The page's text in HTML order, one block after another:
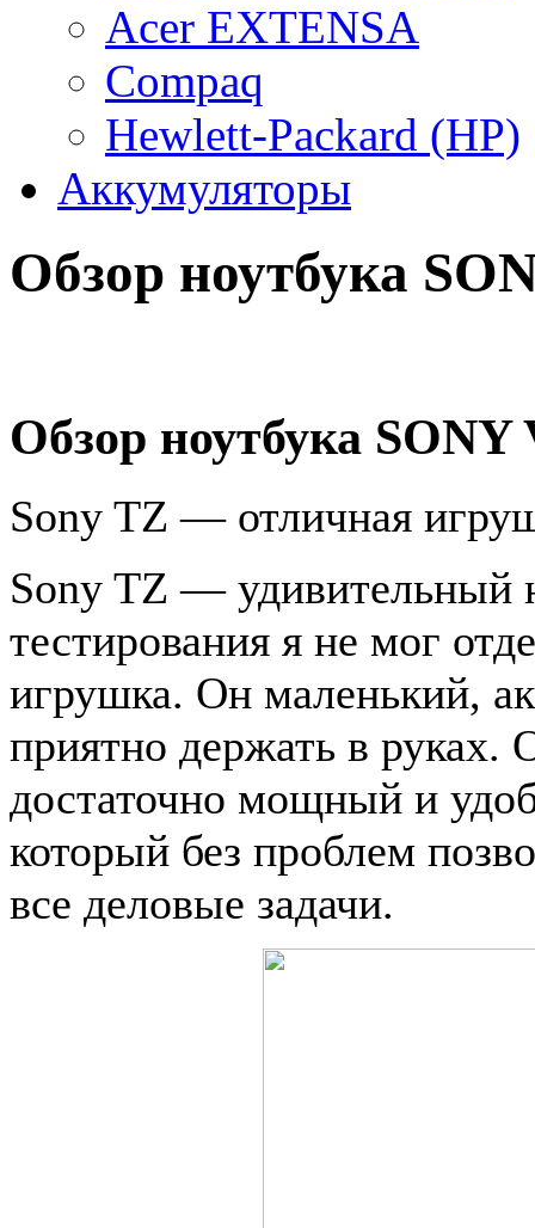
Acer EXTENSA
Compaq
Hewlett-Packard (HP)
Аккумуляторы
Обзор ноутбука
Обзор ноутбука SONY
Sony TZ — отличная
Sony TZ — удивительный
тестирования я не мог
игрушка. Он маленький,
приятно держать в руках.
достаточно мощный и
который без проблем
все деловые задачи.